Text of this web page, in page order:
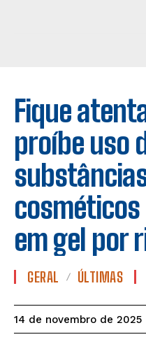
Fique
proíbe uso
em gel por
GERAL ÚLTIMAS
14 de novembro de 2025